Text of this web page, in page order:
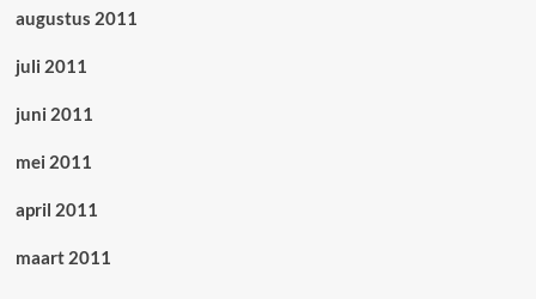
augustus 2011
juli 2011
juni 2011
mei 2011
april 2011
maart 2011